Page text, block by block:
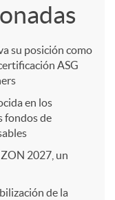
su posición como
ASG
en los
fondos de
2027, un
de la